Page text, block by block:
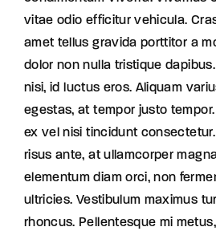
vitae odio efficitur vehicula.
amet tellus gravida porttitor a
dolor non nulla tristique
nisi, id luctus eros. Aliquam
egestas, at tempor justo
ex vel nisi tincidunt
risus ante, at ullamcorper
elementum diam orci, non
ultricies. Vestibulum maximus
rhoncus. Pellentesque mi